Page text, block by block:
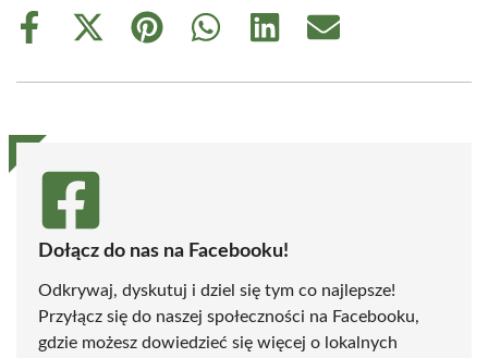
Share
Share
(Twitter)
Share
Share
Share
Share
Dołącz do nas na Facebooku!
Odkrywaj, dyskutuj i dziel się tym co najlepsze!
Przyłącz się do naszej społeczności na Facebooku,
gdzie możesz dowiedzieć się więcej o lokalnych